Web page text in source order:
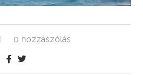
0 hozzászólás